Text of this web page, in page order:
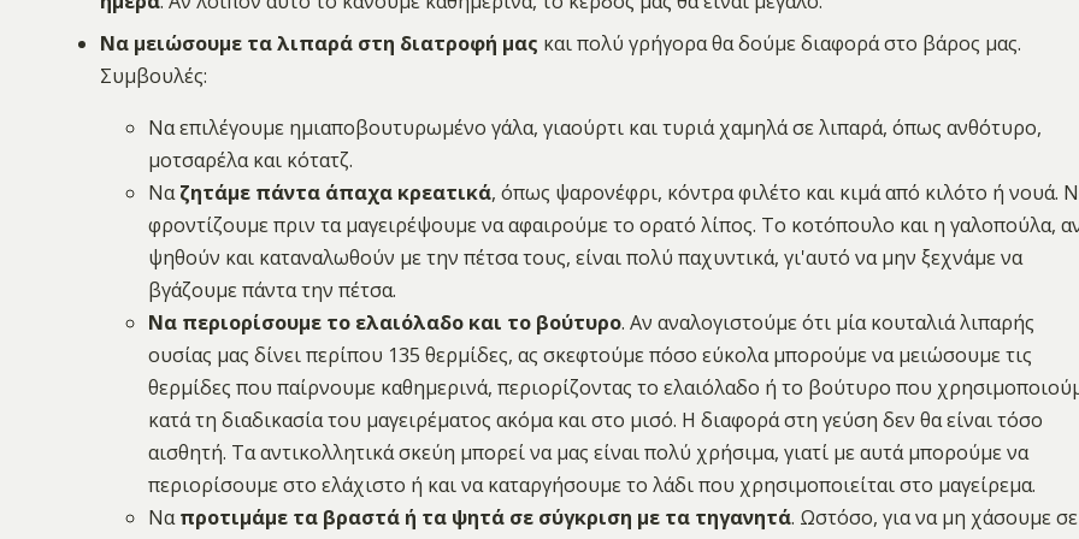
Να μειώσουμε τα λιπαρά στη διατροφή μας και πολύ γρήγορα θα δούμε διαφορά στο βάρος μας.
Συμβουλές:
Να επιλέγουμε ημιαποβουτυρωμένο γάλα, γιαούρτι και τυριά χαμηλά σε λιπαρά, όπως ανθότυρο,
μοτσαρέλα και κότατζ.
Ναζητάμε πάντα άπαχα κρεατικά, όπως ψαρονέφρι, κόντρα φιλέτο και κιμά από κιλότο ή νουά.
φροντίζουμε πριν τα μαγειρέψουμε να αφαιρούμε το ορατό λίπος. Το κοτόπουλο και η γαλοπούλα,
ψηθούν και καταναλωθούν με την πέτσα τους, είναι πολύ παχυντικά, γι'αυτό να μην ξεχνάμε να
βγάζουμε πάντα την πέτσα.
Να περιορίσουμε το ελαιόλαδο και το βούτυρο. Αν αναλογιστούμε ότι μία κουταλιά λιπαρής
ουσίας μας δίνει περίπου 135 θερμίδες, ας σκεφτούμε πόσο εύκολα μπορούμε να μειώσουμε τις
θερμίδες που παίρνουμε καθημερινά, περιορίζοντας το ελαιόλαδο ή το βούτυρο που
κατά τη διαδικασία του μαγειρέματος ακόμα και στο μισό. Η διαφορά στη γεύση δεν θα είναι τόσο
αισθητή. Τα αντικολλητικά σκεύη μπορεί να μας είναι πολύ χρήσιμα, γιατί με αυτά μπορούμε να
περιορίσουμε στο ελάχιστο ή και να καταργήσουμε το λάδι που χρησιμοποιείται στο μαγείρεμα.
Ναπροτιμάμε τα βραστά ή τα ψητά σε σύγκριση με τα τηγανητά. Ωστόσο, για να μη χάσουμε σε